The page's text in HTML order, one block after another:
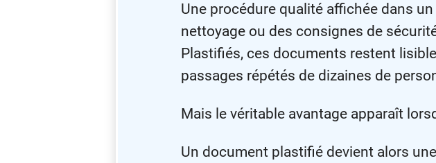
Une procédure qualité affichée dans
nettoyage ou des consignes de
Plastifiés, ces documents restent
passages répétés de dizaines de
Mais le véritable avantage apparaît
Un document plastifié devient alors